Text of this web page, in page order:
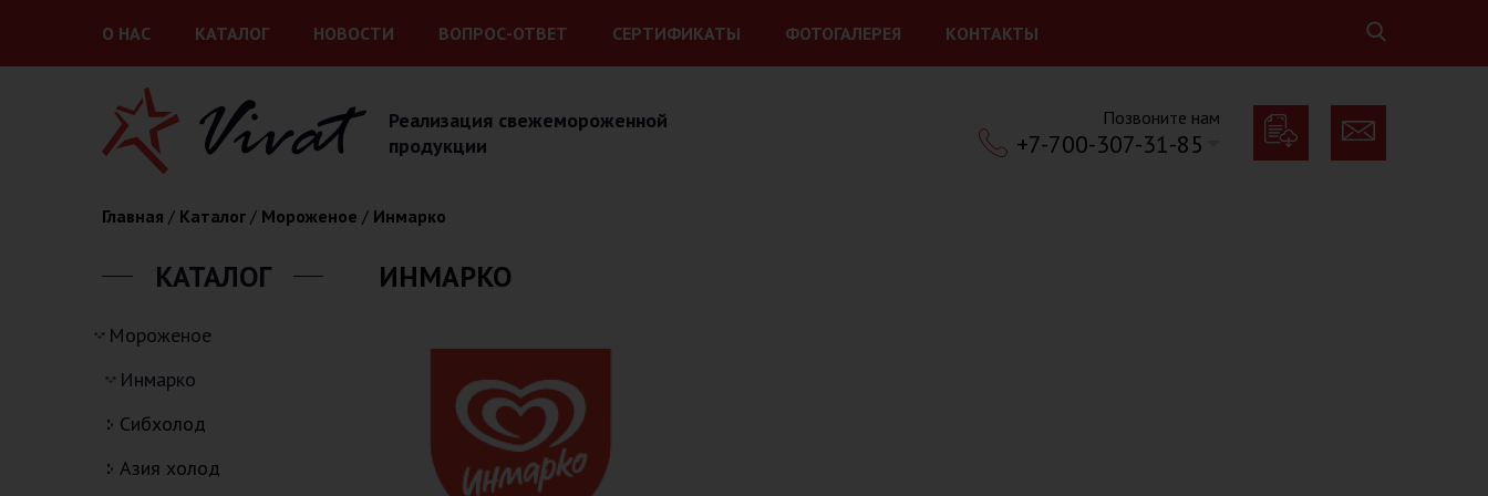
О НАС
КАТАЛОГ НОВОСТИ ВОПРОС-ОТВЕТ СЕРТИФИКАТЫ ФОТОГАЛЕРЕЯ КОНТАКТЫ
Реализация свежемороженной
продукции
Позвоните нам
+7-700-307-31-85
Вы здесь
Главная / Каталог / Мороженое / Инмарко
КАТАЛОГ
мороженое
инмарко
сибхолод
азия холод
ИНМАРКО